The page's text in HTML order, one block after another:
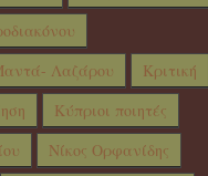
Λαζάρου
Κριτική
Κύπριοι ποιητές
Νίκος Ορφανίδης